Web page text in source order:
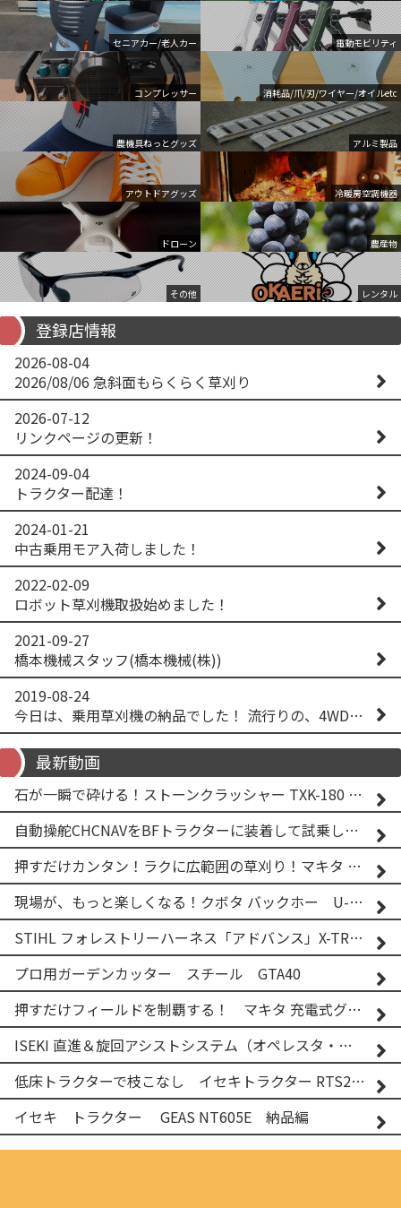
セニアカー/老人カー 電動モビリティ
コンプレッサー 消耗品/爪/刃/ワイヤー/オイルetc
農機具ねっとグッズ アルミ製品
アウトドアグッズ 冷暖房空調機器
ドローン 農産物
その他 レンタル
登録店情報
2026-08-04
2026/08/06 急斜面もらくらく草刈り
2026-07-12
リンクページの更新！
2024-09-04
トラクター配達！
2024-01-21
中古乗用モア入荷しました！
2022-02-09
ロボット草刈機取扱始めました！
2021-09-27
橋本機械スタッフ(橋本機械(株))
2019-08-24
今日は、乗用草刈機の納品でした！ 流行りの、4WD！ #イセキアグリ #オーレック #四駆 #増税間近
最新動画
石が一瞬で砕ける！ストーンクラッシャー TXK-180 実演
自動操舵CHCNAVをBFトラクターに装着して試乗してみた！！ CHCNAV NX610
押すだけカンタン！ラクに広範囲の草刈り！マキタ バッテリー式草刈り機 MUG001G 2
現場が、もっと楽しくなる！クボタ バックホー U-25-3A
STIHL フォレストリーハーネス「アドバンス」X-TREEm
プロ用ガーデンカッター スチール GTA40
押すだけフィールドを制覇する！ マキタ 充電式グランドトリマー MUG001G
ISEKI 直進＆旋回アシストシステム（オペレスタ・ターン）搭載 イセキ 乗用田植機 PRJ8D-ZJL
低床トラクターで枝こなし イセキトラクター RTS205NS & フレールモア FNC1202F
イセキ トラクター GEAS NT605E 納品編